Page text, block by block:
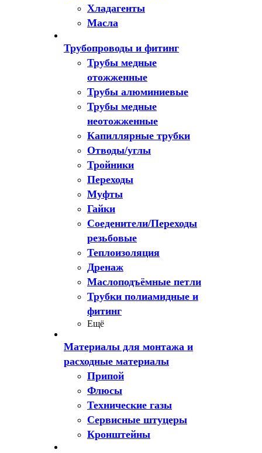
Хладагенты
Масла
Трубопроводы и фитинг
Трубы медные
отожженные
Трубы алюминиевые
Трубы медные
неотожженные
Капиллярные трубки
Отводы/углы
Тройники
Переходы
Муфты
Гайки
Соеденители/Переходы
резьбовые
Теплоизоляция
Дренаж
Маслоподъёмные петли
Трубки полиамидные и
фитинг
Ещё
Материалы для монтажа и
расходные материалы
Припой
Флюсы
Технические газы
Сервисные штуцеры
Кронштейны